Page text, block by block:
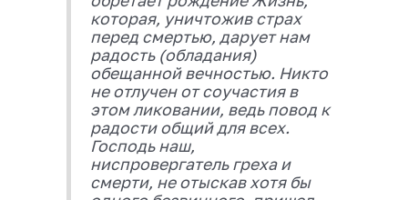
которая, уничтожив страх
перед смертью, дарует нам
радость (обладания)
обещанной вечностью. Никто
не отлучен от соучастия в
этом ликовании, ведь повод к
радости общий для всех.
Господь наш,
ниспровергатель греха и
смерти, не отыскав хотя бы